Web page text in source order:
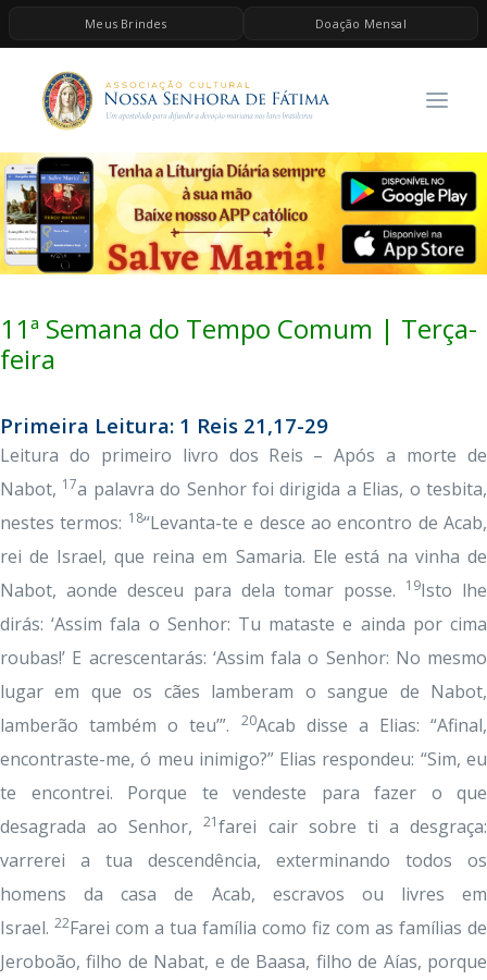
Meus Brindes Doação Mensal
HOME
A ASSOCIAÇÃO
CONTEÚDOS DE MARIA
ESPIRITUALIDADE
AS MELHORES MÚSICAS CATÓLICAS
BRINDES
QUERO DOAR
11ª Semana do Tempo Comum | Terça-
feira
Primeira Leitura: 1 Reis 21,17-29
Leitura do primeiro livro dos Reis – Após a morte de
Nabot, 17a palavra do Senhor foi dirigida a Elias, o tesbita,
nestes termos: 18“Levanta-te e desce ao encontro de Acab,
rei de Israel, que reina em Samaria. Ele está na vinha de
Nabot, aonde desceu para dela tomar posse.
19Isto lhe
dirás: ‘Assim fala o Senhor: Tu mataste e ainda por cima
roubas!’ E acrescentarás: ‘Assim fala o Senhor: No mesmo
lugar em que os cães lamberam o sangue de Nabot,
lamberão também o teu’”.
20Acab disse a Elias: “Afinal,
encontraste-me, ó meu inimigo?” Elias respondeu: “Sim, eu
te encontrei. Porque te vendeste para fazer o que
desagrada ao Senhor,21farei cair sobre ti a desgraça:
varrerei a tua descendência, exterminando todos os
homens da casa de Acab, escravos ou livres em
Israel. 22Farei com a tua família como fiz com as famílias de
Jeroboão, filho de Nabat, e de Baasa, filho de Aías, porque